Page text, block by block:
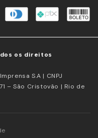
os direitos
S.A | CNPJ
– São Cristovão | Rio de